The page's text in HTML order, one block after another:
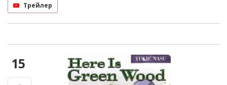
Трейлер
15